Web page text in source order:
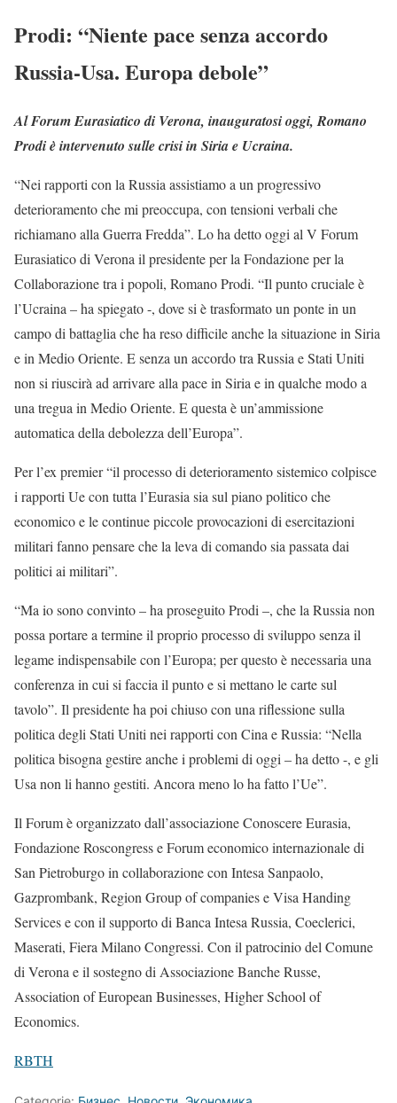
Prodi: “Niente pace senza accordo
Russia-Usa. Europa debole”
Al Forum Eurasiatico di Verona, inauguratosi oggi, Romano
Prodi è intervenuto sulle crisi in Siria e Ucraina.
“Nei rapporti con la Russia assistiamo a un progressivo
deterioramento che mi preoccupa, con tensioni verbali che
richiamano alla Guerra Fredda”. Lo ha detto oggi al V Forum
Eurasiatico di Verona il presidente per la Fondazione per la
Collaborazione tra i popoli, Romano Prodi. “Il punto cruciale è
l’Ucraina – ha spiegato -, dove si è trasformato un ponte in un
campo di battaglia che ha reso difficile anche la situazione in Siria
e in Medio Oriente. E senza un accordo tra Russia e Stati Uniti
non si riuscirà ad arrivare alla pace in Siria e in qualche modo a
una tregua in Medio Oriente. E questa è un’ammissione
automatica della debolezza dell’Europa”.
Per l’ex premier “il processo di deterioramento sistemico colpisce
i rapporti Ue con tutta l’Eurasia sia sul piano politico che
economico e le continue piccole provocazioni di esercitazioni
militari fanno pensare che la leva di comando sia passata dai
politici ai militari”.
“Ma io sono convinto – ha proseguito Prodi –, che la Russia non
possa portare a termine il proprio processo di sviluppo senza il
legame indispensabile con l’Europa; per questo è necessaria una
conferenza in cui si faccia il punto e si mettano le carte sul
tavolo”. Il presidente ha poi chiuso con una riflessione sulla
politica degli Stati Uniti nei rapporti con Cina e Russia: “Nella
politica bisogna gestire anche i problemi di oggi – ha detto -, e gli
Usa non li hanno gestiti. Ancora meno lo ha fatto l’Ue”.
Il Forum è organizzato dall’associazione Conoscere Eurasia,
Fondazione Roscongress e Forum economico internazionale di
San Pietroburgo in collaborazione con Intesa Sanpaolo,
Gazprombank, Region Group of companies e Visa Handing
Services e con il supporto di Banca Intesa Russia, Coeclerici,
Maserati, Fiera Milano Congressi. Con il patrocinio del Comune
di Verona e il sostegno di Associazione Banche Russe,
Association of European Businesses, Higher School of
Economics.
RBTH